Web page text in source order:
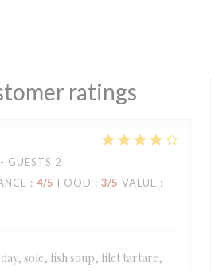
ratings
GUESTS 2
: 4/5 FOOD : 3/5 VALUE :
sole, fish soup, filet tartare,